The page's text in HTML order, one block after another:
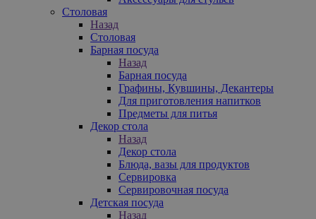
Столовая
Назад
Столовая
Барная посуда
Назад
Барная посуда
Графины, Кувшины, Декантеры
Для приготовления напитков
Предметы для питья
Декор стола
Назад
Декор стола
Блюда, вазы для продуктов
Сервировка
Сервировочная посуда
Детская посуда
Назад